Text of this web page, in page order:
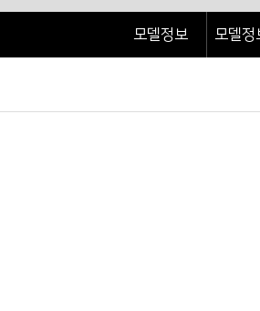
모델정보